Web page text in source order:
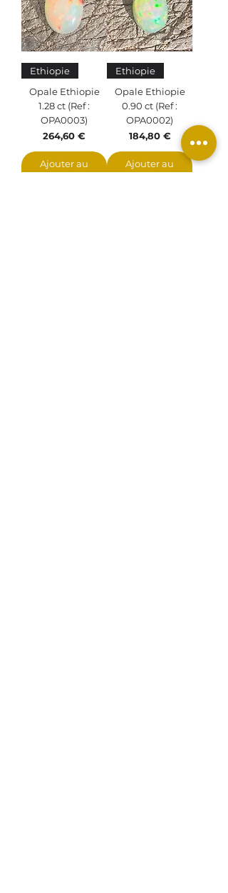
Ethiopie
Opale Ethiopie
1.28 ct (Ref :
OPA0003)
Prix
264,60 €
Ajouter au
Ethiopie
Opale Ethiopie
0.90 ct (Ref :
OPA0002)
Prix
184,80 €
Ajouter au